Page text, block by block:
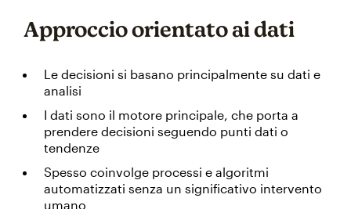
Approccio orientato ai dati
Le decisioni si basano principalmente su dati e
analisi
I dati sono il motore principale, che porta a
prendere decisioni seguendo punti dati o
tendenze
Spesso coinvolge processi e algoritmi
automatizzati senza un significativo intervento
umano